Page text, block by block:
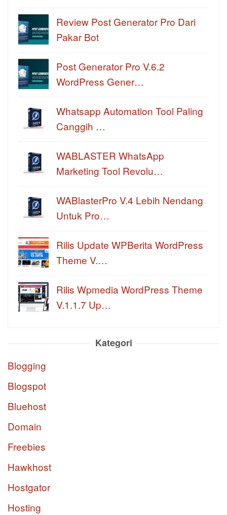
Review Post Generator Pro Dari
Pakar Bot
Post Generator Pro V.6.2
WordPress Gener…
Whatsapp Automation Tool Paling
Canggih …
WABLASTER WhatsApp
Marketing Tool Revolu…
WABlasterPro V.4 Lebih Nendang
Untuk Pro…
Rilis Update WPBerita WordPress
Theme V.…
Rilis Wpmedia WordPress Theme
V.1.1.7 Up…
Kategori
Blogging
Blogspot
Bluehost
Domain
Freebies
Hawkhost
Hostgator
Hosting